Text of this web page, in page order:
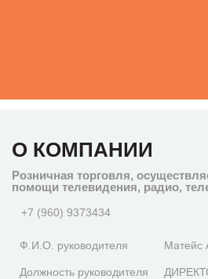
О КОМПАНИИ
Розничная торговля,
помощи телевидения, радио,
+7 (960) 9373434
Ф.И.О. руководителя Матейс
Должность руководителя